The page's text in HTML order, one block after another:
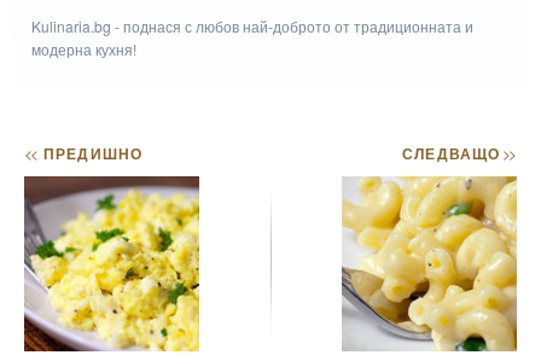
Kulinaria.bg - поднася с любов най-доброто от традиционната и
модерна кухня!
<< ПРЕДИШНО СЛЕДВАЩО>>